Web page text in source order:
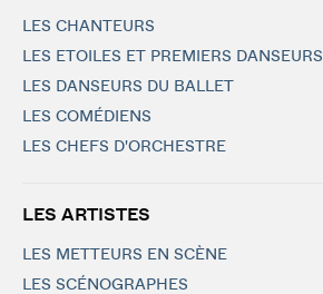
LES CHANTEURS
LES ETOILES ET PREMIERS DANSEURS
LES DANSEURS DU BALLET
LES COMÉDIENS
LES CHEFS D'ORCHESTRE
LES ARTISTES
LES METTEURS EN SCÈNE
LES SCÉNOGRAPHES